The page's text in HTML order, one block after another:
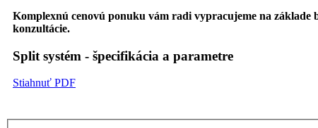
Komplexnú cenovú ponuku vám radi vypracujeme na základe
konzultácie.
Split systém - špecifikácia a parametre
Stiahnuť PDF